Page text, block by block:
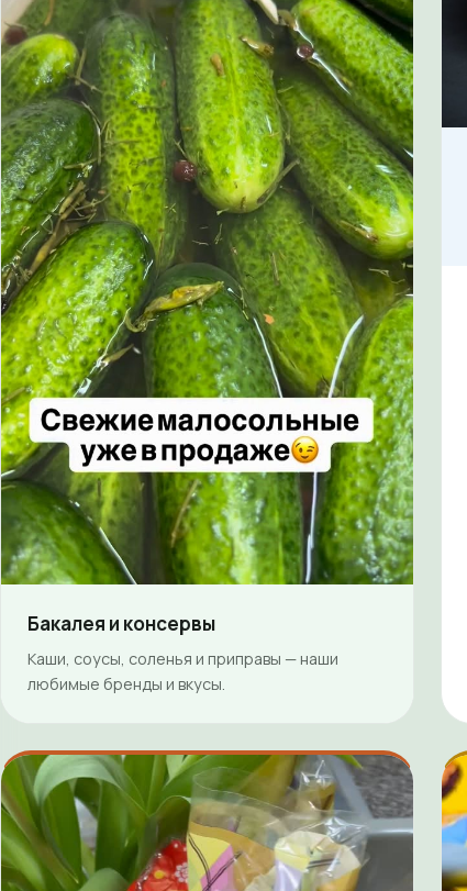
Бакалея и консервы
Каши, соусы, соленья и приправы — наши
любимые бренды и вкусы.